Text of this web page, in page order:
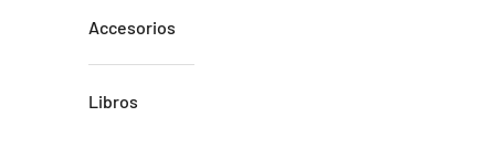
Accesorios
Libros